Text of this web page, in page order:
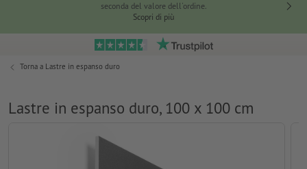
seconda del valore dell'ordine.
Scopri di più
Torna a Lastre in espanso duro
Lastre in espanso duro, 100 x 100 cm